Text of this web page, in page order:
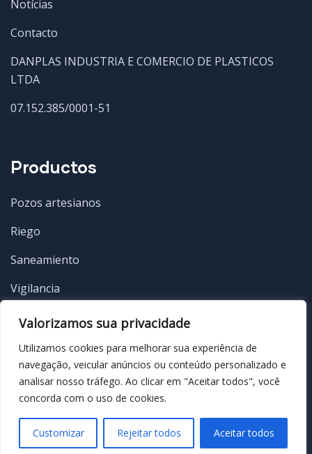
Valorizamos sua privacidade
Utilizamos cookies para melhorar sua experiência de
navegação, veicular anúncios ou conteúdo personalizado e
analisar nosso tráfego. Ao clicar em "Aceitar todos", você
concorda com o uso de cookies.
Customizar Rejeitar todos Aceitar todos
Notícias
Contacto
DANPLAS INDUSTRIA E COMERCIO DE PLASTICOS
LTDA
07.152.385/0001-51
Productos
Pozos artesianos
Riego
Saneamiento
Vigilancia
Edificio
© Copyright 2022 by Danplas